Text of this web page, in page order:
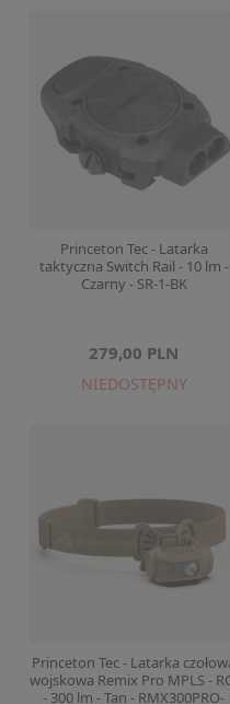
Princeton Tec - Latarka
taktyczna Switch Rail - 10 lm -
Czarny - SR-1-BK
279,00 PLN
NIEDOSTĘPNY
Princeton Tec - Latarka
wojskowa Remix Pro MPLS -
- 300 lm - Tan - RMX300PRO-